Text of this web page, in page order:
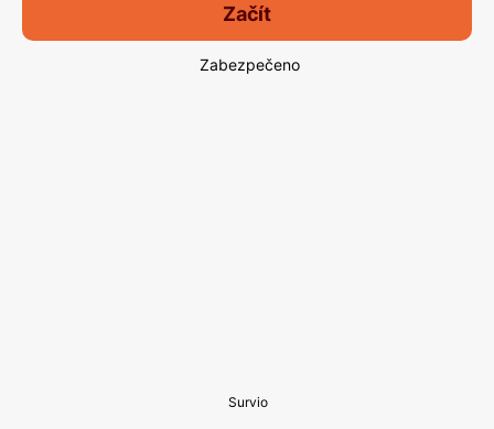
Začít
Zabezpečeno
Survio